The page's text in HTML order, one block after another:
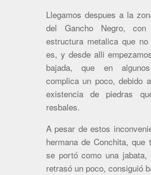
Llegamos despues a la
del Gancho Negro, con
estructura metalica que
es, y desde alli
bajada, que en
complica un poco, debido
existencia de piedras
resbales.
A pesar de estos
hermana de Conchita, que
se portó como una jabata,
retrasó un poco, consiguió